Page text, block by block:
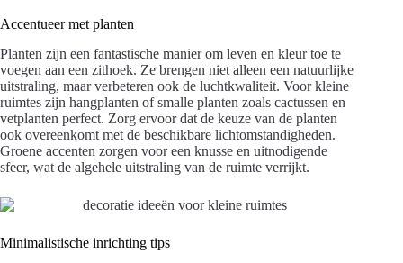
Accentueer met planten
Planten zijn een fantastische manier om leven en kleur toe te
voegen aan een zithoek. Ze brengen niet alleen een natuurlijke
uitstraling, maar verbeteren ook de luchtkwaliteit. Voor kleine
ruimtes zijn hangplanten of smalle planten zoals cactussen en
vetplanten perfect. Zorg ervoor dat de keuze van de planten
ook overeenkomt met de beschikbare lichtomstandigheden.
Groene accenten zorgen voor een knusse en uitnodigende
sfeer, wat de algehele uitstraling van de ruimte verrijkt.
Minimalistische inrichting tips